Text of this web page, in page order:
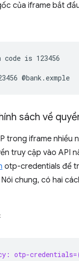
của iframe bắt
is 123456
sách về
trong iframe nhiều
truy cập vào API
otp-credentials để
chung, có hai
otp-